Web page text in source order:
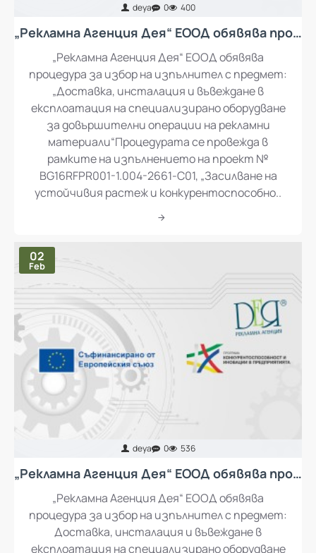
„Рекламна Агенция Дея“ ЕООД обявява
процедура за избор на изпълнител с предмет:
„Доставка, инсталация и въвеждане в
експлоатация на специализирано оборудване
за довършителни операции на рекламни
материали“Процедурата се провежда в
рамките на изпълнението на проект №
BG16RFPR001-1.004-2661-C01, „Засилване на
устойчивия растеж и конкурентоспособно..
02
Feb
„Рекламна Агенция Дея“ ЕООД обявява
процедура за избор на изпълнител с предмет:
Доставка, инсталация и въвеждане в